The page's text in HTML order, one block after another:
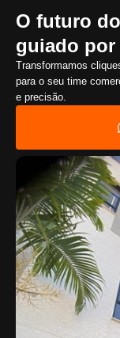
O futuro
guiado por
Transformamos
para o seu time
e precisão.